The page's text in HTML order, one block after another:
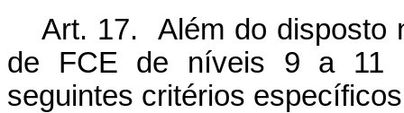
Art. 17. Além do disposto
de FCE de níveis 9 a 11
seguintes critérios